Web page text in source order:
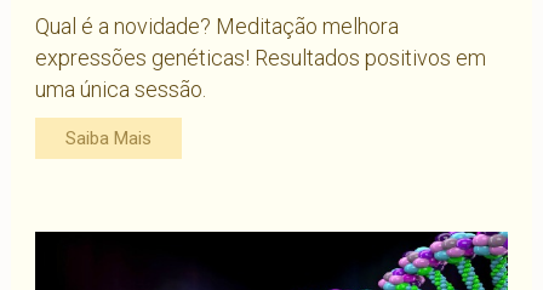
Qual é a novidade? Meditação melhora
expressões genéticas! Resultados positivos em
uma única sessão.
Saiba Mais